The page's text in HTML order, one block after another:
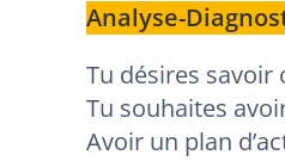
Analyse-
Tu désires savoir
Tu souhaites
Avoir un plan